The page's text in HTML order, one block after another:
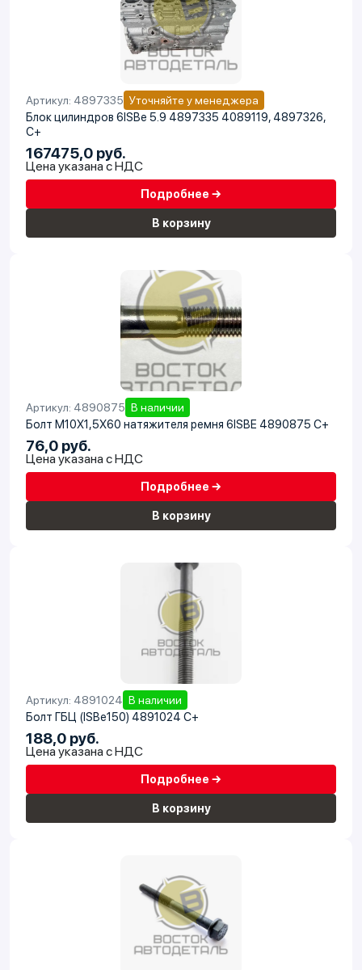
Артикул: 4897335 Уточняйте у менеджера
Блок цилиндров 6ISBe 5.9 4897335 4089119, 4897326,
C+
167475,0 руб.
Цена указана с НДС
Подробнее →
В корзину
Артикул: 4890875 В наличии
Болт M10X1,5X60 натяжителя ремня 6ISBE 4890875 C+
76,0 руб.
Цена указана с НДС
Подробнее →
В корзину
Артикул: 4891024 В наличии
Болт ГБЦ (ISBe150) 4891024 C+
188,0 руб.
Цена указана с НДС
Подробнее →
В корзину